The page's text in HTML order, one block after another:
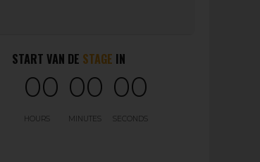
START VAN DE STAGE IN
0
0
0
0
HOURS
0
0
0
0
MINUTES
0
00
SECONDS